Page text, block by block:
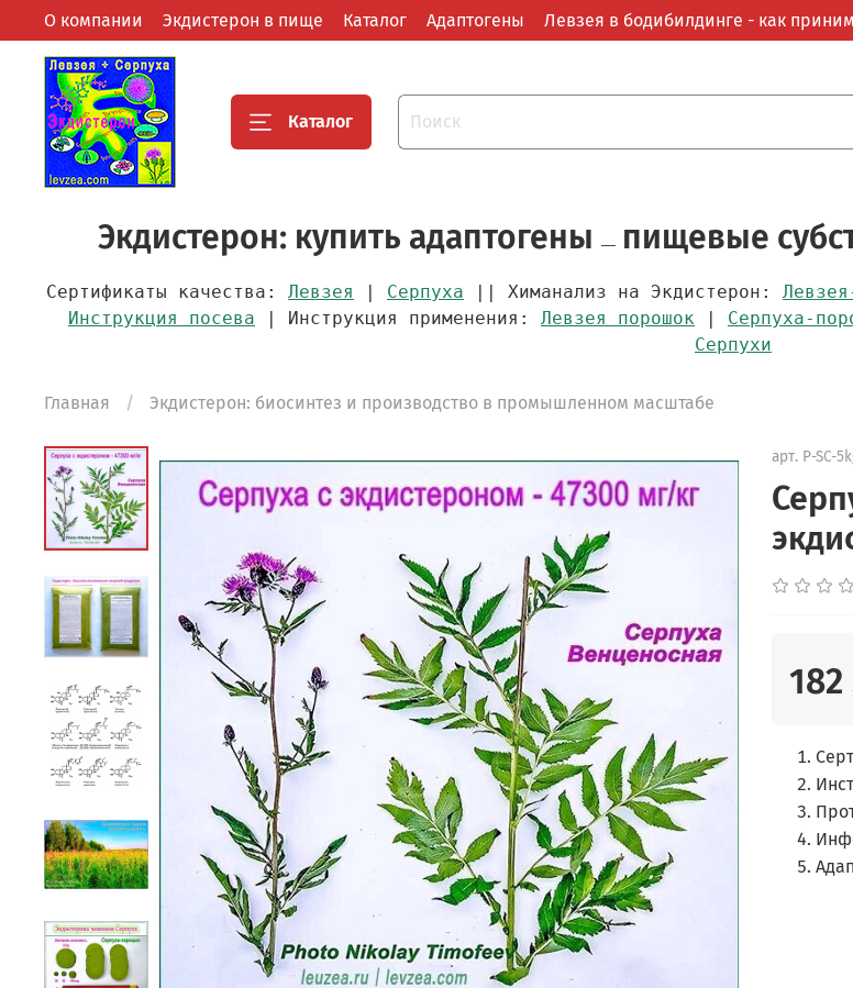
О компании Экдистерон в пище Каталог Адаптогены Левзея в бодибилдинге - как
Каталог
Экдистерон: купить адаптогены — пищевые
Сертификаты качества: Левзея | Серпуха || Химанализ на Экдистерон:
Инструкция посева | Инструкция применения: Левзея порошок | Серпуха-
Серпухи
Главная Экдистерон: биосинтез и производство в промышленном масштабе
арт. P-SC-